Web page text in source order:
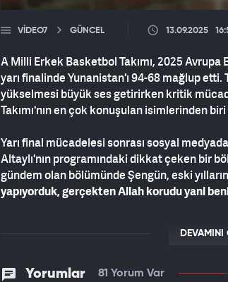
VIDEO7 GÜNCEL 13.09.2025
A Milli Erkek Basketbol Takımı, 2025
yarı finalinde Yunanistan'ı 94-68 mağlup
yükselmesi büyük ses getirirken kritik
Takımı'nın en çok konuşulan isimlerinden
Yarı final mücadelesi sonrası sosyal
Altaylı'nın programındaki dikkat çeken bir
gündem olan bölümünde Şengün, eski
yapıyorduk, gerçekten Allah korudu yani
DEVAMINI
Yorumlar 81 Yorum Var